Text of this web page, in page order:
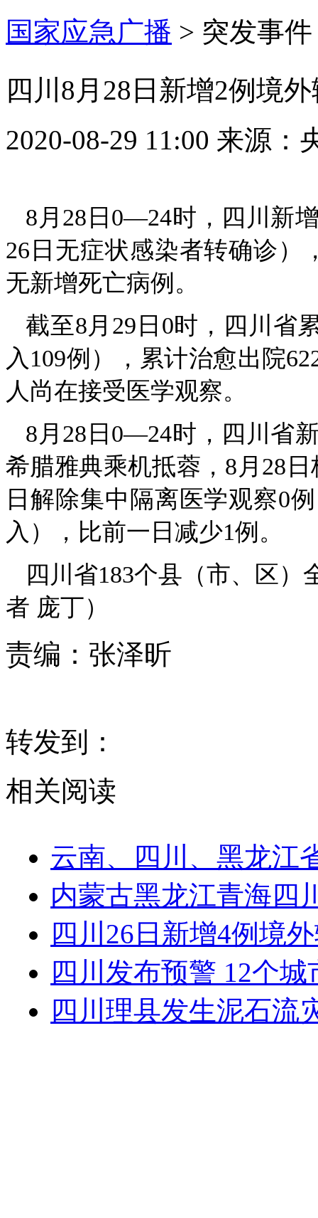
国家应急广播 > 突发事件
四川8月28日新增2例境
2020-08-29 11:00 来源：
8月28日0—24时，四川新
26日无症状感染者转确诊）
无新增死亡病例。
截至8月29日0时，四川省
入109例），累计治愈出院
人尚在接受医学观察。
8月28日0—24时，四川省
希腊雅典乘机抵蓉，8月28
日解除集中隔离医学观察0
入），比前一日减少1例。
四川省183个县（市、区
者 庞丁）
责编： 张泽昕
转发到：
相关阅读
云南、四川、黑龙江
内蒙古黑龙江青海四
四川26日新增4例境
四川发布预警 12个
四川理县发生泥石流